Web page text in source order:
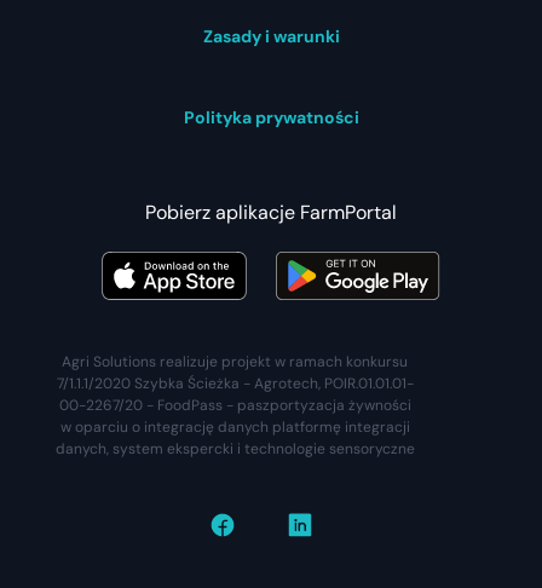
Zasady i warunki
Polityka prywatności
Pobierz aplikacje FarmPortal
Agri Solutions realizuje projekt w ramach konkursu
7/1.1.1/2020 Szybka Ścieżka - Agrotech, POIR.01.01.01-
00-2267/20 - FoodPass - paszportyzacja żywności
w oparciu o integrację danych platformę integracji
danych, system ekspercki i technologie sensoryczne